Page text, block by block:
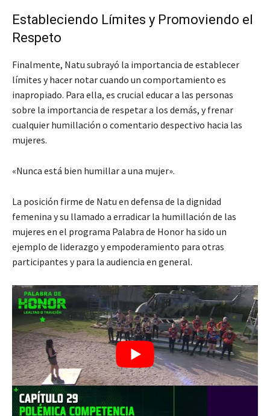
Estableciendo Límites y Promoviendo el
Respeto
Finalmente, Natu subrayó la importancia de establecer
límites y hacer notar cuando un comportamiento es
inapropiado. Para ella, es crucial educar a las personas
sobre la importancia de respetar a los demás, y frenar
cualquier humillación o comentario despectivo hacia las
mujeres.
«Nunca está bien humillar a una mujer».
La posición firme de Natu en defensa de la dignidad
femenina y su llamado a erradicar la humillación de las
mujeres en el programa Palabra de Honor ha sido un
ejemplo de liderazgo y empoderamiento para otras
participantes y para la audiencia en general.